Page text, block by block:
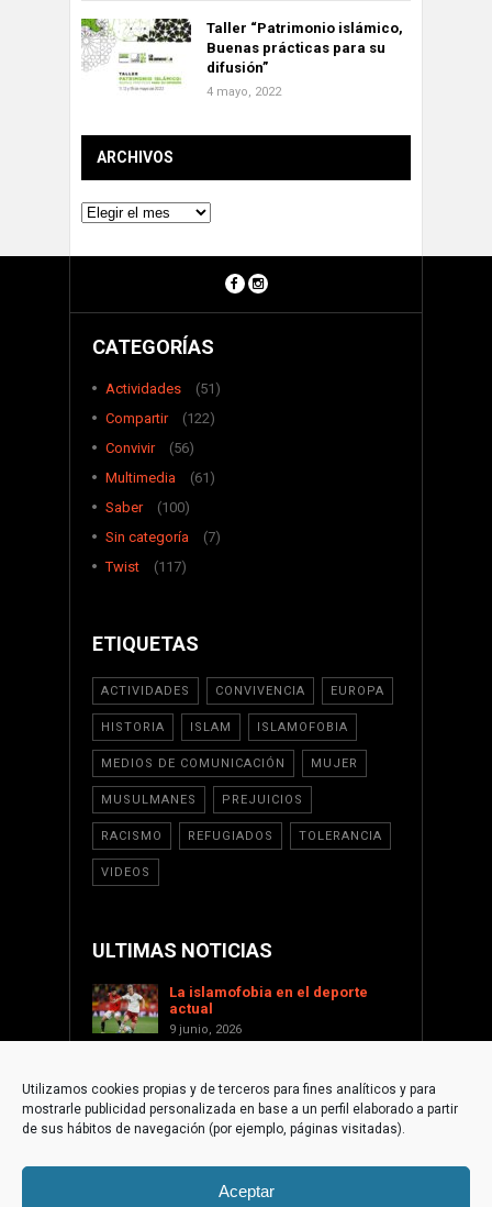
Utilizamos cookies propias y de terceros para fines analíticos y para
mostrarle publicidad personalizada en base a un perfil elaborado a partir
de sus hábitos de navegación (por ejemplo, páginas visitadas).
Aceptar
Taller “Patrimonio islámico,
Buenas prácticas para su
difusión”
4 mayo, 2022
ARCHIVOS
Archivos
CATEGORÍAS
Actividades
(51)
Compartir
(122)
Convivir
(56)
Multimedia
(61)
Saber
(100)
Sin categoría
(7)
Twist
(117)
ETIQUETAS
ACTIVIDADES CONVIVENCIA EUROPA
HISTORIA ISLAM ISLAMOFOBIA
MEDIOS DE COMUNICACIÓN MUJER
MUSULMANES PREJUICIOS
RACISMO REFUGIADOS TOLERANCIA
VIDEOS
ULTIMAS NOTICIAS
La islamofobia en el deporte
actual
9 junio, 2026
17 enero, 2026
Apoyar a Palestina desde la
sociedad civil internacional
La paradoja islamófoba de